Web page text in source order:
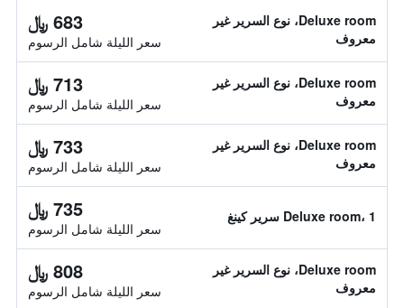
Deluxe room، نوع السرير غير
معروف
683 ﷼
سعر الليلة شامل الرسوم
Deluxe room، نوع السرير غير
معروف
713 ﷼
سعر الليلة شامل الرسوم
Deluxe room، نوع السرير غير
معروف
733 ﷼
سعر الليلة شامل الرسوم
Deluxe room، 1 سرير كينغ 735 ﷼
سعر الليلة شامل الرسوم
Deluxe room، نوع السرير غير
معروف
808 ﷼
سعر الليلة شامل الرسوم